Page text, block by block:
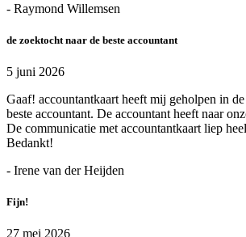
- Raymond Willemsen
de zoektocht naar de beste accountant
5 juni 2026
Gaaf! accountantkaart heeft mij geholpen in
beste accountant. De accountant heeft naar
De communicatie met accountantkaart liep
Bedankt!
- Irene van der Heijden
Fijn!
27 mei 2026